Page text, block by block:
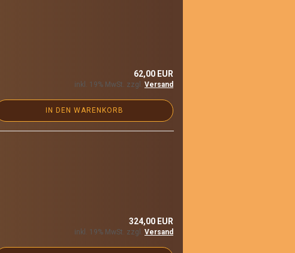
62,00 EUR
inkl. 19% MwSt. zzgl. Versand
IN DEN WARENKORB
324,00 EUR
inkl. 19% MwSt. zzgl. Versand